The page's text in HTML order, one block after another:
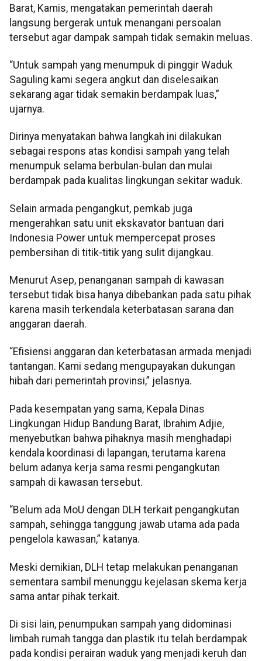
Barat, Kamis, mengatakan pemerintah daerah
langsung bergerak untuk menangani persoalan
tersebut agar dampak sampah tidak semakin meluas.
“Untuk sampah yang menumpuk di pinggir Waduk
Saguling kami segera angkut dan diselesaikan
sekarang agar tidak semakin berdampak luas,”
ujarnya.
Dirinya menyatakan bahwa langkah ini dilakukan
sebagai respons atas kondisi sampah yang telah
menumpuk selama berbulan-bulan dan mulai
berdampak pada kualitas lingkungan sekitar waduk.
Selain armada pengangkut, pemkab juga
mengerahkan satu unit ekskavator bantuan dari
Indonesia Power untuk mempercepat proses
pembersihan di titik-titik yang sulit dijangkau.
Menurut Asep, penanganan sampah di kawasan
tersebut tidak bisa hanya dibebankan pada satu pihak
karena masih terkendala keterbatasan sarana dan
anggaran daerah.
“Efisiensi anggaran dan keterbatasan armada menjadi
tantangan. Kami sedang mengupayakan dukungan
hibah dari pemerintah provinsi,” jelasnya.
Pada kesempatan yang sama, Kepala Dinas
Lingkungan Hidup Bandung Barat, Ibrahim Adjie,
menyebutkan bahwa pihaknya masih menghadapi
kendala koordinasi di lapangan, terutama karena
belum adanya kerja sama resmi pengangkutan
sampah di kawasan tersebut.
“Belum ada MoU dengan DLH terkait pengangkutan
sampah, sehingga tanggung jawab utama ada pada
pengelola kawasan,” katanya.
Meski demikian, DLH tetap melakukan penanganan
sementara sambil menunggu kejelasan skema kerja
sama antar pihak terkait.
Di sisi lain, penumpukan sampah yang didominasi
limbah rumah tangga dan plastik itu telah berdampak
pada kondisi perairan waduk yang menjadi keruh dan